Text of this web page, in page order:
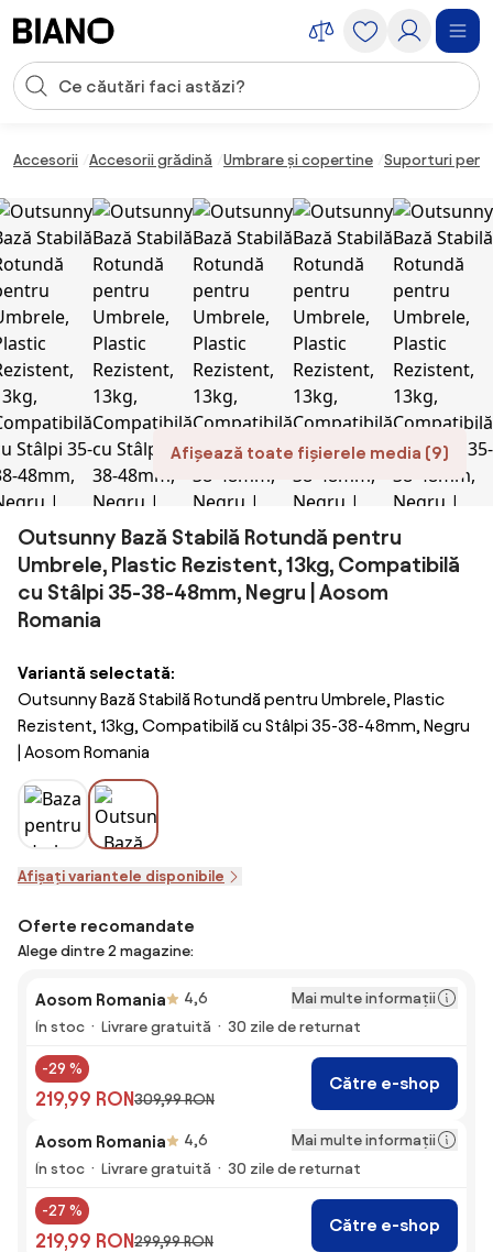
Introducerea căutării
Accesorii Accesorii grădină Umbrare și copertine Suporturi
Afișează toate fișierele media (9)
Outsunny Bază Stabilă Rotundă pentru
Umbrele, Plastic Rezistent, 13kg, Compatibilă
cu Stâlpi 35-38-48mm, Negru | Aosom
Romania
Variantă selectată:
Outsunny Bază Stabilă Rotundă pentru Umbrele, Plastic
Rezistent, 13kg, Compatibilă cu Stâlpi 35-38-48mm, Negru
| Aosom Romania
Afișați variantele disponibile
Oferte recomandate
Alege dintre 2 magazine:
Aosom Romania 4,6
Mai multe informații
În stoc
Livrare gratuită 30 zile de returnat
-29 %
219,99 RON309,99 RON
Către e-shop
Aosom Romania 4,6
Mai multe informații
În stoc
Livrare gratuită 30 zile de returnat
-27 %
219,99 RON299,99 RON
Către e-shop